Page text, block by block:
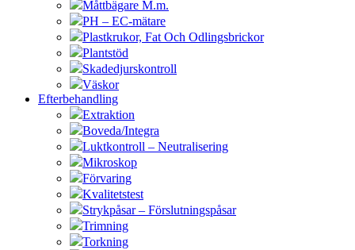
Måttbägare M.m.
PH – EC-mätare
Plastkrukor, Fat Och Odlingsbrickor
Plantstöd
Skadedjurskontroll
Väskor
Efterbehandling
Extraktion
Boveda/Integra
Luktkontroll – Neutralisering
Mikroskop
Förvaring
Kvalitetstest
Strykpåsar – Förslutningspåsar
Trimning
Torkning